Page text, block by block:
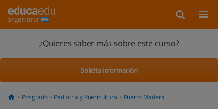
argentina
¿Quieres saber más sobre este curso?
Solicita información
Posgrado Pediatría y Puericultura Puerto Madero